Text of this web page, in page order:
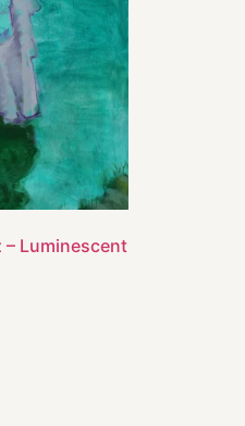
Luminescent